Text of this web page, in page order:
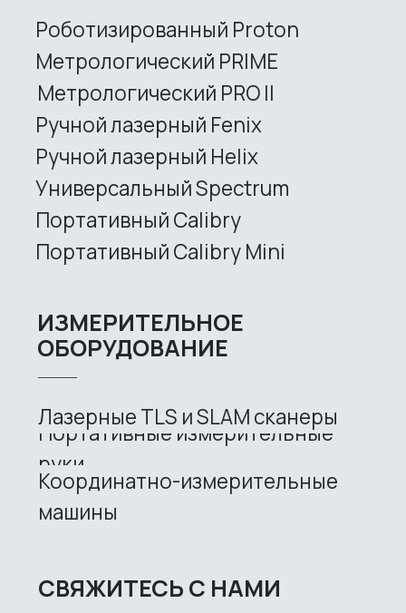
Privacy policy
Copyright © 2026 RangeVision. All
This is the official website of
RangeVision
sales@rangevision.com
info@rangevision.com
+7 (499) 322 33 20
CONTACT US